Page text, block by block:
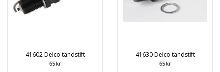
41602 Delco tändstift
65 kr
41630 Delco tändstift
65 kr